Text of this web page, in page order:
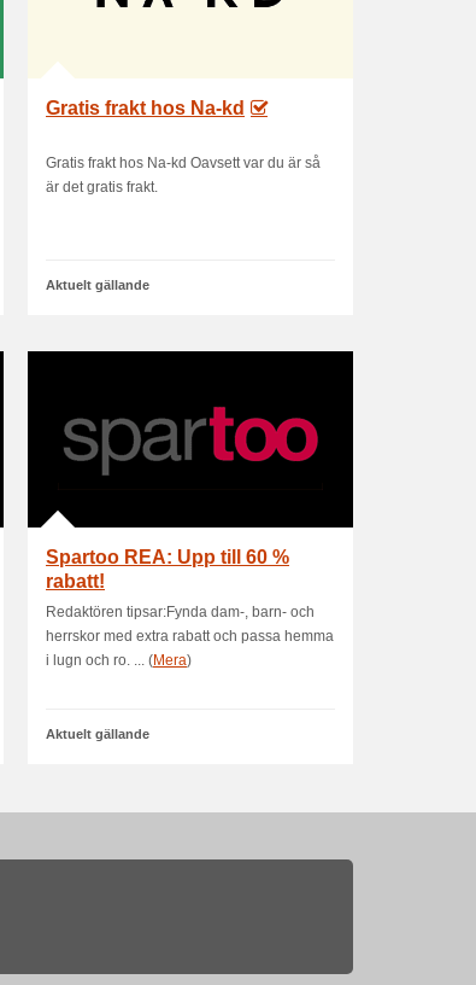
Gratis frakt hos Na-kd
Gratis frakt hos Na-kd Oavsett var du är så
är det gratis frakt.
Aktuelt gällande
Spartoo REA: Upp till 60 %
rabatt!
Redaktören tipsar:Fynda dam-, barn- och
herrskor med extra rabatt och passa hemma
i lugn och ro. ... (Mera)
Aktuelt gällande